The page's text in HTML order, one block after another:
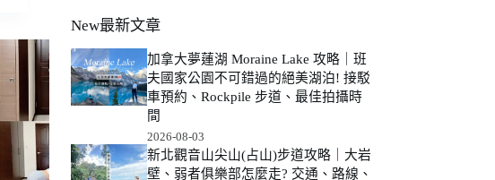
New最新文章
加拿大夢蓮湖 Moraine Lake 攻略｜班
夫國家公園不可錯過的絕美湖泊! 接駁
車預約、Rockpile 步道、最佳拍攝時
間
2026-08-03
新北觀音山尖山(占山)步道攻略｜大岩
壁、弱者俱樂部怎麼走? 交通、路線、